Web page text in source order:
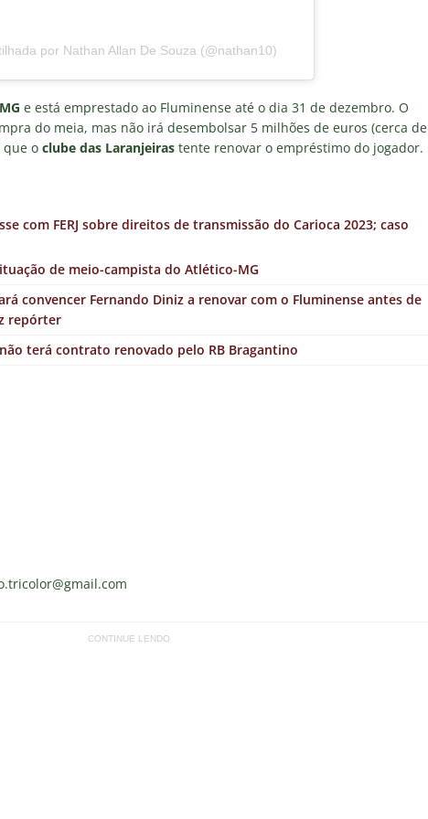
por Nathan Allan De Souza (@nathan10)
e está emprestado ao Fluminense até o dia 31 de dezembro. O
do meia, mas não irá desembolsar 5 milhões de euros (cerca de
que o clube das Laranjeiras tente renovar o empréstimo do jogador.
com FERJ sobre direitos de transmissão do Carioca 2023; caso
de meio-campista do Atlético-MG
convencer Fernando Diniz a renovar com o Fluminense antes de
repórter
terá contrato renovado pelo RB Bragantino
@gmail.com
CONTINUE LENDO